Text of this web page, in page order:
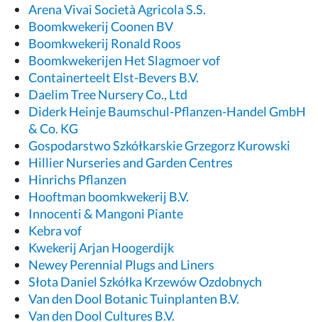
Arena Vivai Società Agricola S.S.
Boomkwekerij Coonen BV
Boomkwekerij Ronald Roos
Boomkwekerijen Het Slagmoer vof
Containerteelt Elst-Bevers B.V.
Daelim Tree Nursery Co., Ltd
Diderk Heinje Baumschul-Pflanzen-Handel GmbH
& Co. KG
Gospodarstwo Szkółkarskie Grzegorz Kurowski
Hillier Nurseries and Garden Centres
Hinrichs Pflanzen
Hooftman boomkwekerij B.V.
Innocenti & Mangoni Piante
Kebra vof
Kwekerij Arjan Hoogerdijk
Newey Perennial Plugs and Liners
Słota Daniel Szkółka Krzewów Ozdobnych
Van den Dool Botanic Tuinplanten B.V.
Van den Dool Cultures B.V.